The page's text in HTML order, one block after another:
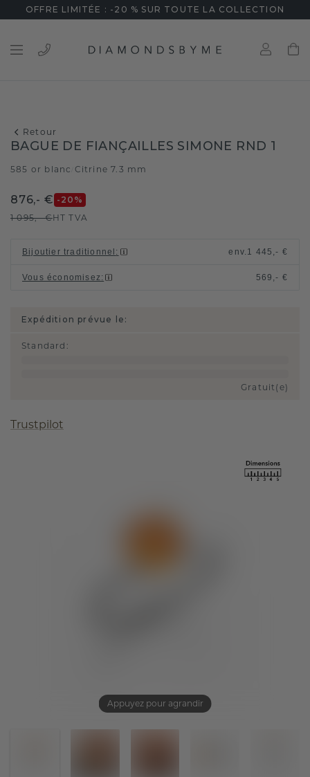
OFFRE LIMITÉE : -20 % SUR TOUTE LA COLLECTION
Retour
Appuyez pour agrandir
BAGUE DE FIANÇAILLES SIMONE RND 1
585 or blanc Citrine 7.3 mm
876,- € -20 %
1 095,- €HT TVA
Bijoutier traditionnel : env. 1 445,- €
Vous économisez: 569,- €
Expédition prévue le:
Standard :
Gratuit(e)
Trustpilot